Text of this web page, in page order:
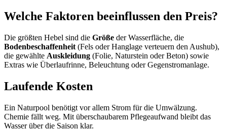
Welche Faktoren beeinflussen den Preis?
Die größten Hebel sind die Größe der Wasserfläche, die
Bodenbeschaffenheit (Fels oder Hanglage verteuern den Aushub),
die gewählte Auskleidung (Folie, Naturstein oder Beton) sowie
Extras wie Überlaufrinne, Beleuchtung oder Gegenstromanlage.
Laufende Kosten
Ein Naturpool benötigt vor allem Strom für die Umwälzung.
Chemie fällt weg. Mit überschaubarem Pflegeaufwand bleibt das
Wasser über die Saison klar.